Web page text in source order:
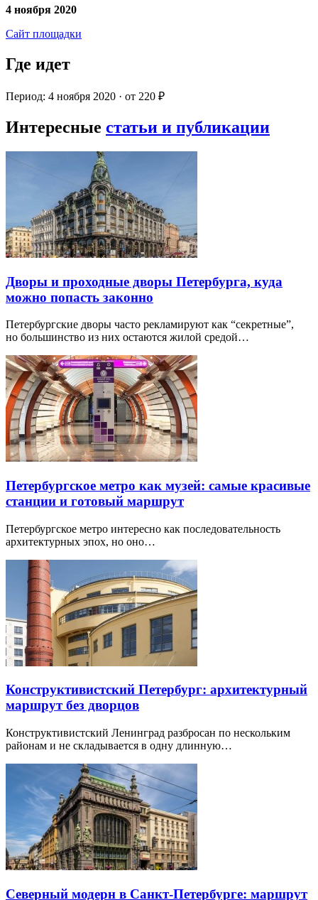
4 ноября 2020
Сайт площадки
Где идет
Период: 4 ноября 2020 · от 220 ₽
Интересные статьи и публикации
Дворы и проходные дворы Петербурга, куда
можно попасть законно
Петербургские дворы часто рекламируют как “секретные”,
но большинство из них остаются жилой средой…
Петербургское метро как музей: самые красивые
станции и готовый маршрут
Петербургское метро интересно как последовательность
архитектурных эпох, но оно…
Конструктивистский Петербург: архитектурный
маршрут без дворцов
Конструктивистский Ленинград разбросан по нескольким
районам и не складывается в одну длинную…
Северный модерн в Санкт-Петербурге: маршрут